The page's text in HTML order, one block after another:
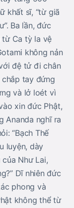
khất sĩ, “từ giã
Ba lần, đức
từ Ca tỳ la vệ
không nản
đệ tử đi chân
tay đứng
và lở loét vì
xin đức Phật,
Ananda nghĩ ra
“Bạch Thế
luyện, dày
Như Lai,
Dĩ nhiên đức
phong và
không thể từ